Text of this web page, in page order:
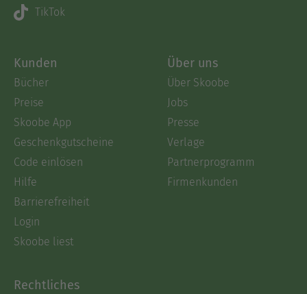
TikTok
Kunden
Bücher
Preise
Skoobe App
Geschenkgutscheine
Code einlösen
Hilfe
Barrierefreiheit
Login
Skoobe liest
Über uns
Über Skoobe
Jobs
Presse
Verlage
Partnerprogramm
Firmenkunden
Rechtliches